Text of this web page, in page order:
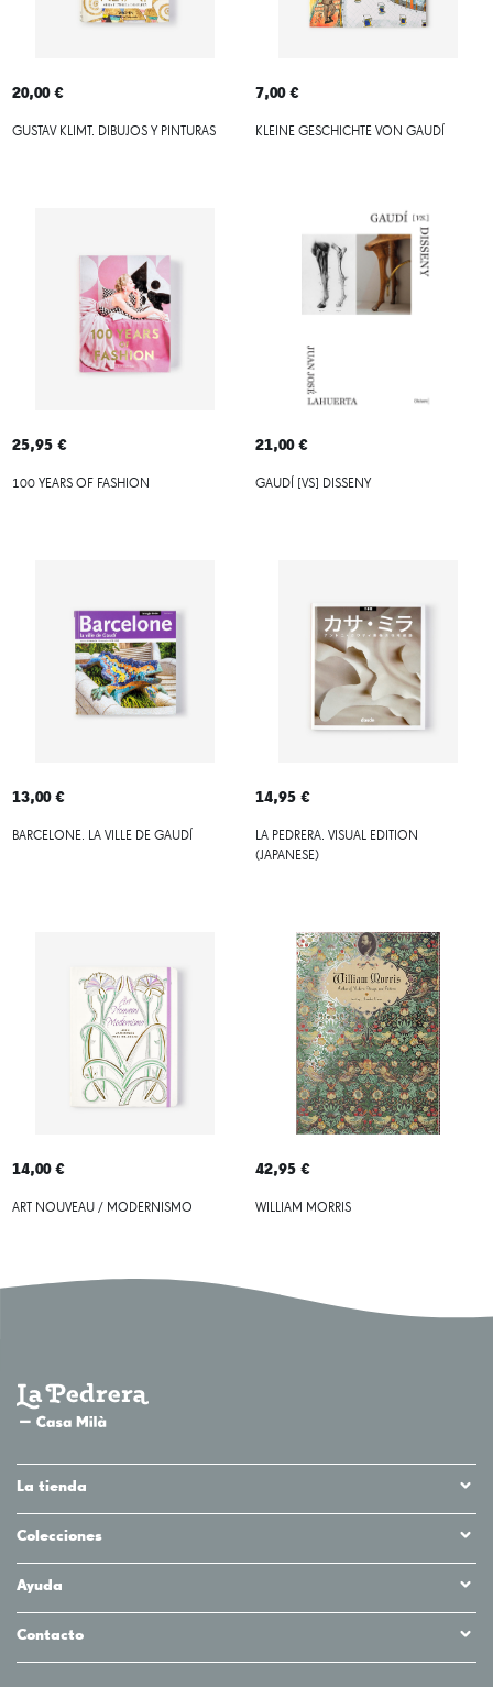
20,00 €
GUSTAV KLIMT. DIBUJOS Y PINTURAS
7,00 €
KLEINE GESCHICHTE VON GAUDÍ
25,95 €
100 YEARS OF FASHION
21,00 €
GAUDÍ [VS] DISSENY
13,00 €
BARCELONE. LA VILLE DE GAUDÍ
14,95 €
LA PEDRERA. VISUAL EDITION
(JAPANESE)
14,00 €
ART NOUVEAU / MODERNISMO
42,95 €
WILLIAM MORRIS
La tienda
Colecciones
Ayuda
Contacto